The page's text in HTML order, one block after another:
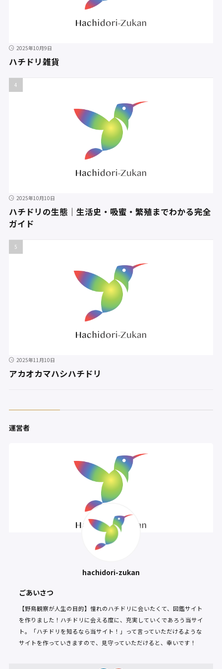
2025年10月9日
ハチドリ雑貨
2025年10月10日
ハチドリの生態｜生活史・吸蜜・繁殖までわかる完全
ガイド
2025年11月10日
アカオカマハシハチドリ
運営者
hachidori-zukan
ごあいさつ
【野鳥観察が人生の目的】憧れのハチドリに会いたくて、図鑑サイト
を作りました！ハチドリに会える度に、充実していくであろう当サイ
ト。「ハチドリを知るなら当サイト！」って言っていただけるような
サイトを作っていきますので、見守っていただけると、幸いです！